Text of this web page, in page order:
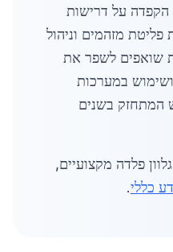
הקפדה על דרישות
מזהמים וניהול
שואפים לשפר את
במערכות
המתחזק בשנים
פלדה מקצועיים,
כללי.